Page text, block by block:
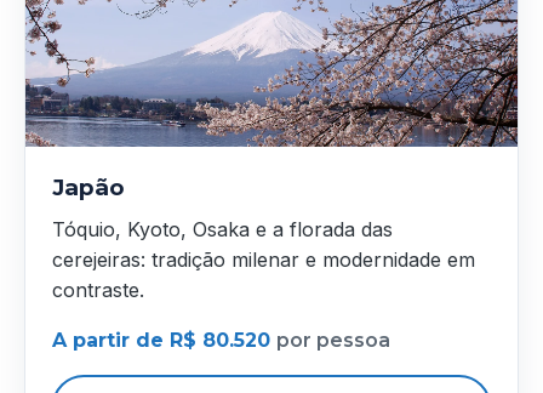
Japão
Tóquio, Kyoto, Osaka e a florada das
cerejeiras: tradição milenar e modernidade em
contraste.
A partir de R$ 80.520 por pessoa